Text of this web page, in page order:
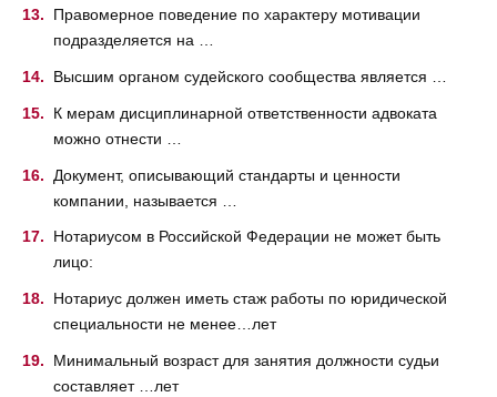
Правомерное поведение по характеру мотивации
подразделяется на …
Высшим органом судейского сообщества является …
К мерам дисциплинарной ответственности адвоката
можно отнести …
Документ, описывающий стандарты и ценности
компании, называется …
Нотариусом в Российской Федерации не может быть
лицо:
Нотариус должен иметь стаж работы по юридической
специальности не менее…лет
Минимальный возраст для занятия должности судьи
составляет …лет